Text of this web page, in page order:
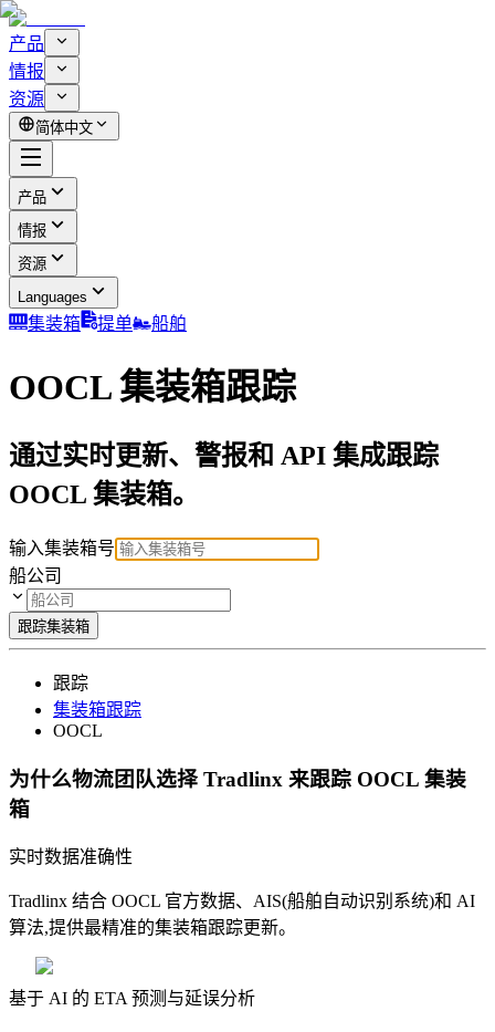
产品
情报
资源
简体中文
产品
情报
资源
Languages
集装箱 提单 船舶
OOCL 集装箱跟踪
通过实时更新、警报和 API 集成跟踪
OOCL 集装箱。
输入集装箱号
船公司
跟踪集装箱
跟踪
集装箱跟踪
OOCL
为什么物流团队选择 Tradlinx 来跟踪 OOCL 集装
箱
实时数据准确性
Tradlinx 结合 OOCL 官方数据、AIS(船舶自动识别系统)和 AI
算法,提供最精准的集装箱跟踪更新。
基于 AI 的 ETA 预测与延误分析